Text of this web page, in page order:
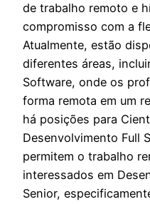
de trabalho remoto e
compromisso com a
Atualmente, estão
diferentes áreas,
Software, onde os
forma remota em um
há posições para
Desenvolvimento Full
permitem o trabalho
interessados em
Senior,